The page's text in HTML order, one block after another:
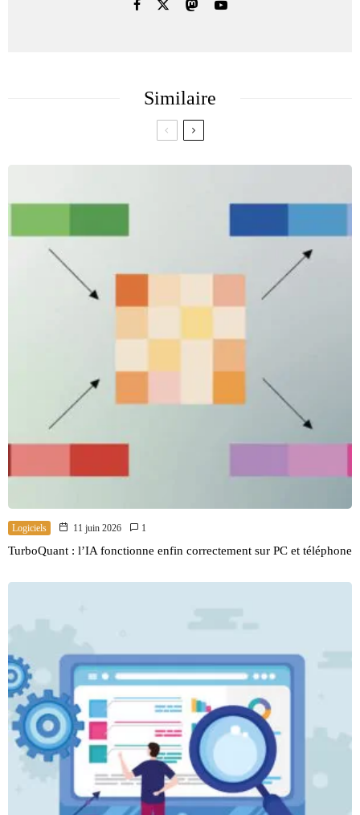
Similaire
Logiciels 11 juin 2026 1
TurboQuant : l’IA fonctionne enfin correctement sur PC et téléphone